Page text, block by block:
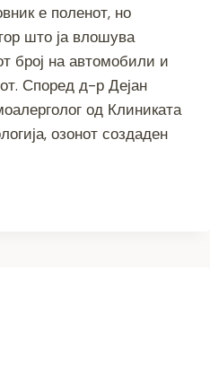
е поленот, но
што ја влошува
број на автомобили и
Според д-р Дејан
од Клиниката
озонот создаден